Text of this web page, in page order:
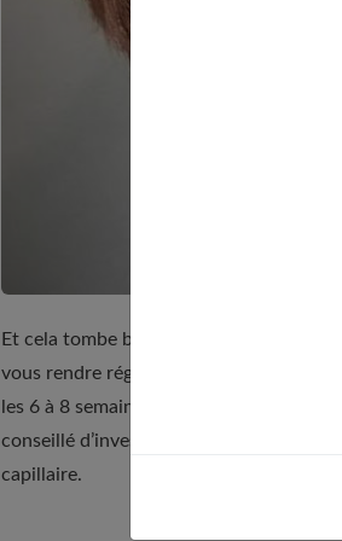
Et cela tombe bien, car toutes les
vous rendre régulièrement dans votre
les 6 à 8 semaines, est exigée afin qu’il
conseillé d’investir dans des produits
capillaire.